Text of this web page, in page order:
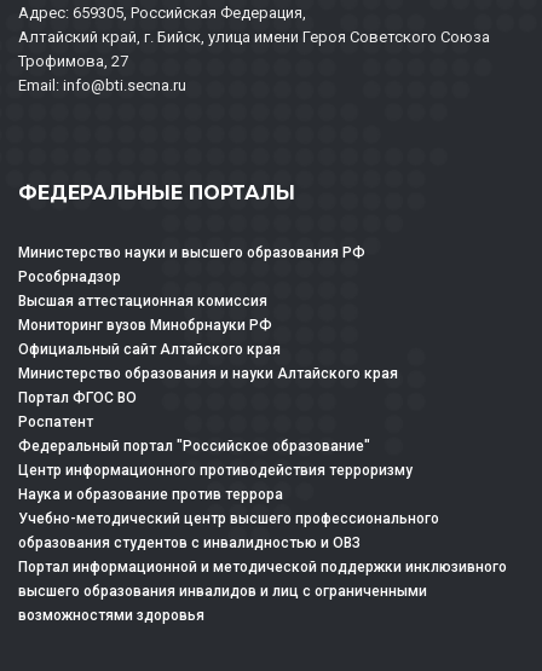
Адрес: 659305, Российская Федерация,
Алтайский край, г. Бийск, улица имени Героя Советского Союза
Трофимова, 27
Email: info@bti.secna.ru
ФЕДЕРАЛЬНЫЕ ПОРТАЛЫ
Министерство науки и высшего образования РФ
Рособрнадзор
Высшая аттестационная комиссия
Мониторинг вузов Минобрнауки РФ
Официальный сайт Алтайского края
Министерство образования и науки Алтайского края
Портал ФГОС ВО
Роспатент
Федеральный портал "Российское образование"
Центр информационного противодействия терроризму
Наука и образование против террора
Учебно-методический центр высшего профессионального
образования студентов с инвалидностью и ОВЗ
Портал информационной и методической поддержки инклюзивного
высшего образования инвалидов и лиц с ограниченными
возможностями здоровья